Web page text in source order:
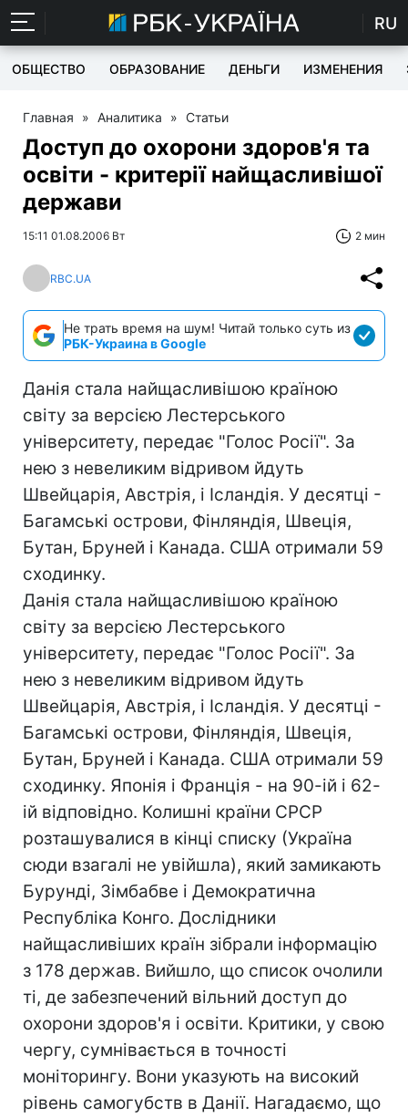
RU
ОБЩЕСТВО ОБРАЗОВАНИЕ ДЕНЬГИ ИЗМЕНЕНИЯ
Главная » Аналитика » Статьи
Доступ до охорони здоров'я та
освіти - критерії найщасливішої
держави
15:11 01.08.2006 Вт 2 мин
RBC.UA
Не трать время на шум! Читай только суть из
РБК-Украина в Google
Данія стала найщасливішою країною
світу за версією Лестерського
університету, передає "Голос Росії". За
нею з невеликим відривом йдуть
Швейцарія, Австрія, і Ісландія. У десятці -
Багамські острови, Фінляндія, Швеція,
Бутан, Бруней і Канада. США отримали 59
сходинку.
Данія стала найщасливішою країною
світу за версією Лестерського
університету, передає "Голос Росії". За
нею з невеликим відривом йдуть
Швейцарія, Австрія, і Ісландія. У десятці -
Багамські острови, Фінляндія, Швеція,
Бутан, Бруней і Канада. США отримали 59
сходинку. Японія і Франція - на 90-ій і 62-
ій відповідно. Колишні країни СРСР
розташувалися в кінці списку (Україна
сюди взагалі не увійшла), який замикають
Бурунді, Зімбабве і Демократична
Республіка Конго. Дослідники
найщасливіших країн зібрали інформацію
з 178 держав. Вийшло, що список очолили
ті, де забезпечений вільний доступ до
охорони здоров'я і освіти. Критики, у свою
чергу, сумнівається в точності
моніторингу. Вони указують на високий
рівень самогубств в Данії. Нагадаємо, що